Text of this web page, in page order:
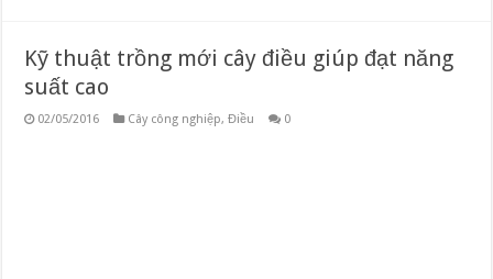
Kỹ thuật trồng mới cây điều giúp đạt năng
suất cao
02/05/2016 Cây công nghiệp,Điều 0